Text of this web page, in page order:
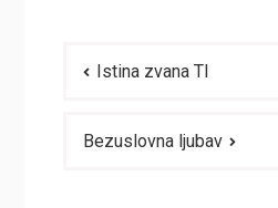
članaka
Istina zvana TI
Bezuslovna ljubav